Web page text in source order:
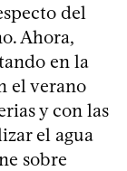
del
Ahora,
en la
el verano
y con las
el agua
sobre